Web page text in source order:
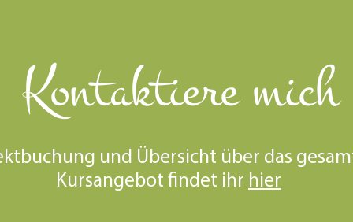
Kontaktiere mich
und Übersicht über das
Kursangebot findet ihr hier